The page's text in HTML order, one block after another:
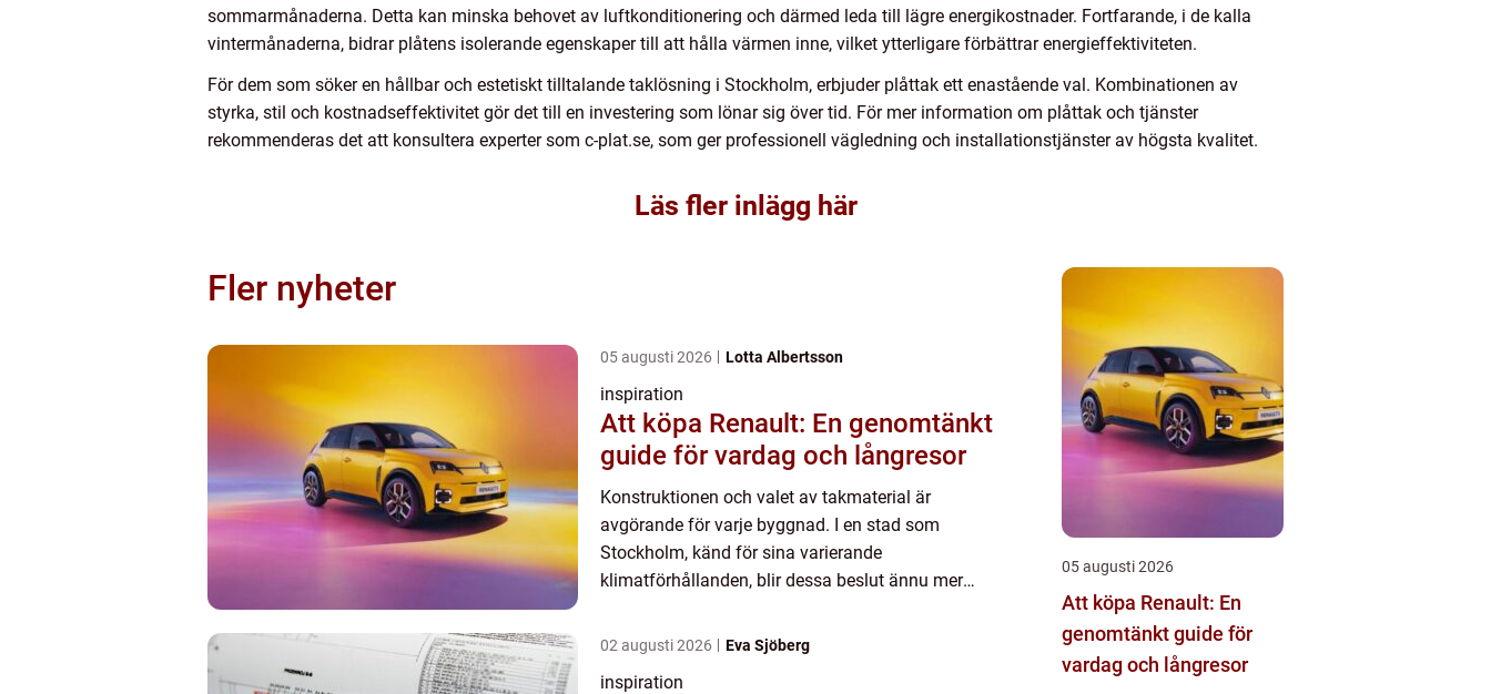
sommarmånaderna. Detta kan minska behovet av luftkonditionering och därmed leda till lägre energikostnader. Fortfarande, i de kalla
vintermånaderna, bidrar plåtens isolerande egenskaper till att hålla värmen inne, vilket ytterligare förbättrar energieffektiviteten.
För dem som söker en hållbar och estetiskt tilltalande taklösning i Stockholm, erbjuder plåttak ett enastående val. Kombinationen av
styrka, stil och kostnadseffektivitet gör det till en investering som lönar sig över tid. För mer information om plåttak och tjänster
rekommenderas det att konsultera experter som c-plat.se, som ger professionell vägledning och installationstjänster av högsta kvalitet.
Läs fler inlägg här
Fler nyheter
05 augusti 2026 Lotta Albertsson
inspiration
Att köpa Renault: En genomtänkt
guide för vardag och långresor
Konstruktionen och valet av takmaterial är
avgörande för varje byggnad. I en stad som
Stockholm, känd för sina varierande
klimatförhållanden, blir dessa beslut ännu mer
02 augusti 2026 Eva Sjöberg
inspiration
05 augusti 2026
Att köpa Renault: En
genomtänkt guide för
vardag och långresor